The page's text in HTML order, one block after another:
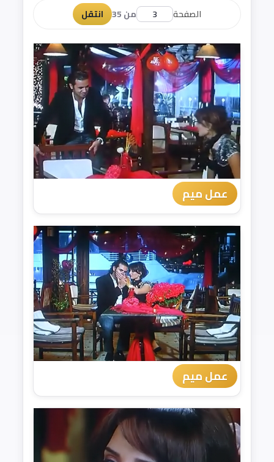
الصفحة
من 35 انتقل
عمل ميم
عمل ميم